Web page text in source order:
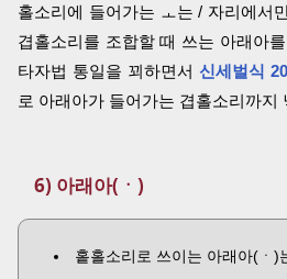
홀소리에 들어가는 ㅗ는 / 자리에서
겹홀소리를 조합할 때 쓰는 아래아
타자법 통일을 꾀하면서 신세벌식
로 아래아가 들어가는 겹홀소리까지
6) 아래아(ㆍ)
홑홀소리로 쓰이는 아래아(ㆍ)